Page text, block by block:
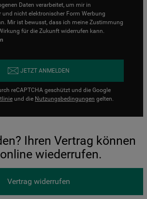
Daten verarbeitet, um mir in
und nicht elektronischer Form Werbung
Mir ist bewusst, dass ich meine Zustimmung
für die Zukunft widerrufen kann.
JETZT ANMELDEN
reCAPTCHA geschützt und die Google
und die Nutzungsbedingungen gelten.
Ihren Vertrag können
wiederrufen.
Vertrag widerrufen